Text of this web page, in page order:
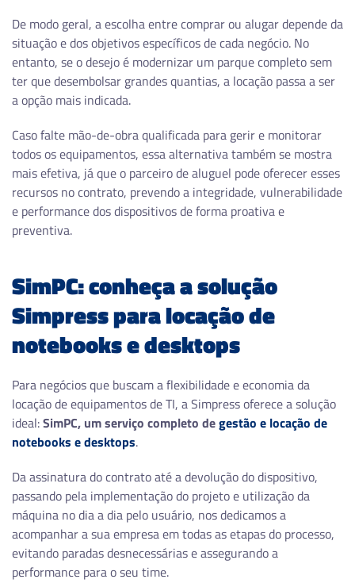
De modo geral, a escolha entre comprar ou alugar depende da
situação e dos objetivos específicos de cada negócio. No
entanto, se o desejo é modernizar um parque completo sem
ter que desembolsar grandes quantias, a locação passa a ser
a opção mais indicada.
Caso falte mão-de-obra qualificada para gerir e monitorar
todos os equipamentos, essa alternativa também se mostra
mais efetiva, já que o parceiro de aluguel pode oferecer esses
recursos no contrato, prevendo a integridade, vulnerabilidade
e performance dos dispositivos de forma proativa e
preventiva.
SimPC: conheça a solução
Simpress para locação de
notebooks e desktops
Para negócios que buscam a flexibilidade e economia da
locação de equipamentos de TI, a Simpress oferece a solução
ideal:SimPC, um serviço completo degestão e locação de
notebooks e desktops.
Da assinatura do contrato até a devolução do dispositivo,
passando pela implementação do projeto e utilização da
máquina no dia a dia pelo usuário, nos dedicamos a
acompanhar a sua empresa em todas as etapas do processo,
evitando paradas desnecessárias e assegurando a
performance para o seu time.